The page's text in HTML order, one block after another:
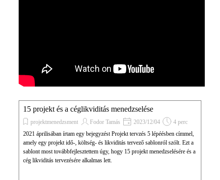
15 projekt és a céglikviditás menedzselése
projektmenedzsment Fodor Tamás 2023/12/04
4 perc
2021 áprilisában írtam egy bejegyzést Projekt tervzés 5 lépéésben címmel,
amely egy projekt idő-, költség- és likviditás tervező sablonról szólt. Ezt a
sablont most továbbfejlesztettem úgy, hogy 15 projekt menedzselésére és a
cég likviditás tervezésére alkalmas lett.